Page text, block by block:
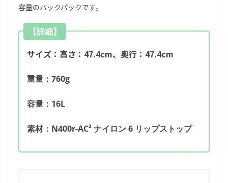
容量のバックパックです。
【詳細】
サイズ：高さ：47.4cm、奥行：47.4cm
重量：760g
容量：16L
素材：N400r-AC² ナイロン 6 リップストップ